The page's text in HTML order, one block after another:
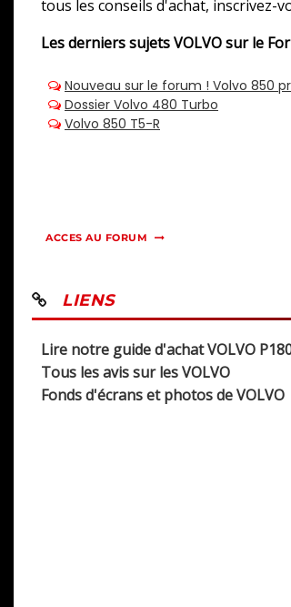
tous les conseils d'achat, inscrivez-
Les derniers sujetsVOLVO sur le
ACCES AU FORUM
LIENS
Lire notre guide d'achat VOLVO
Tous les avis sur les VOLVO
Fonds d'écrans et photos de VOLVO